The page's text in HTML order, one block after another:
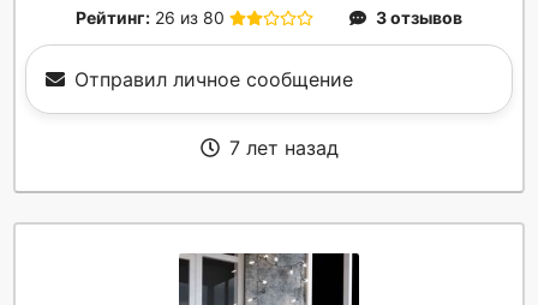
Рейтинг: 26 из 80 3 отзывов
Отправил личное сообщение
7 лет назад